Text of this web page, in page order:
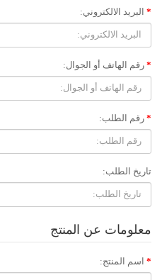
البريد الالكتروني:
رقم الهاتف أو الجوال:
رقم الطلب:
تاريخ الطلب:
معلومات عن المنتج
اسم المنتج: